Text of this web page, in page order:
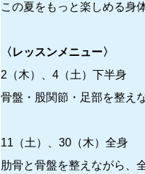
この夏をもっと楽しめる身
〈レッスンメニュー〉
2（木）、4（土）下半身
骨盤・股関節・足部を整え
11（土）、30（木）全身
肋骨と骨盤を整えながら、